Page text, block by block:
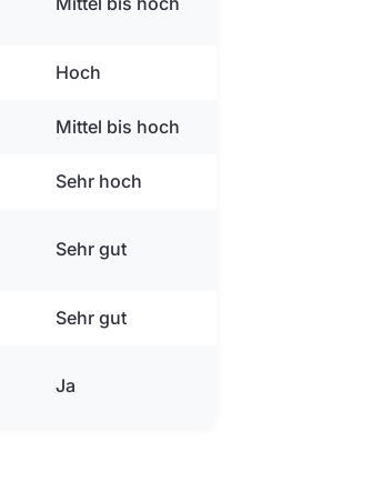
Hoch
Mittel bis hoch
Sehr hoch
Sehr gut
Sehr gut
Ja